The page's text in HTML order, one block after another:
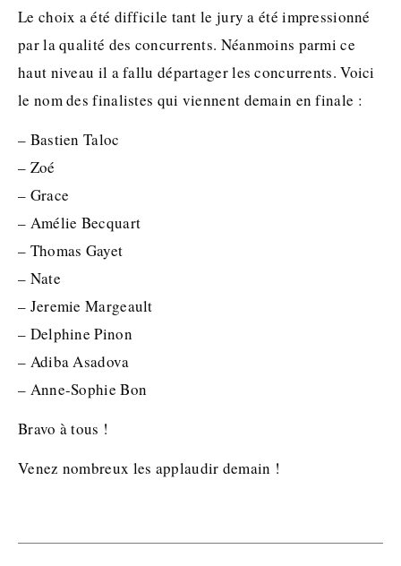
Le choix a été difficile tant le jury a été impressionné
par la qualité des concurrents. Néanmoins parmi ce
haut niveau il a fallu départager les concurrents. Voici
le nom des finalistes qui viennent demain en finale :
– Bastien Taloc
– Zoé
– Grace
– Amélie Becquart
– Thomas Gayet
– Nate
– Jeremie Margeault
– Delphine Pinon
– Adiba Asadova
– Anne-Sophie Bon
Bravo à tous !
Venez nombreux les applaudir demain !